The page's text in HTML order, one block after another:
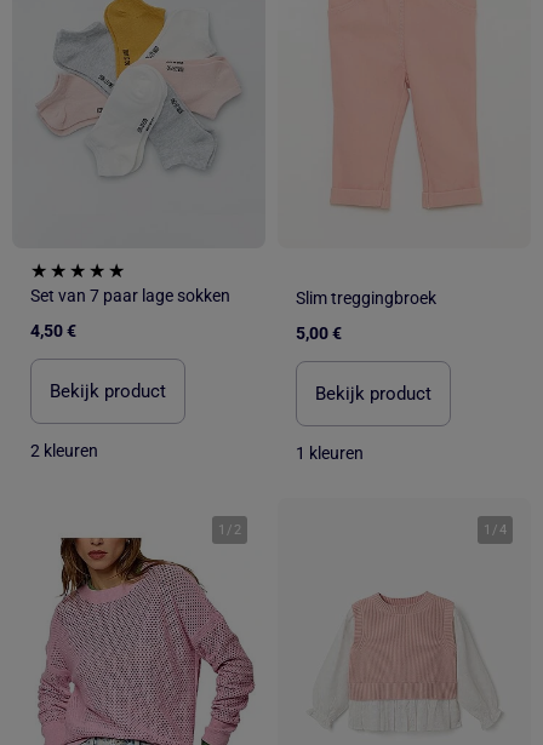
Set van 7 paar lage sokken
4,50 €
Bekijk product
2 kleuren
Slim treggingbroek
5,00 €
Bekijk product
1 kleuren
1 / 2 1 /4